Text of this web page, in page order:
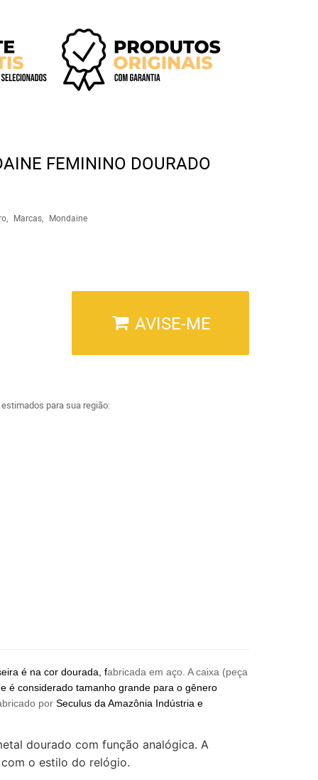
FEMININO DOURADO
Marcas Mondaine
AVISE-ME
para sua região:
é na cor dourada, fabricada em aço. A caixa (peça
é considerado tamanho grande para o gênero
por Seculus da Amazônia Indústria e
dourado com função analógica. A
o estilo do relógio.